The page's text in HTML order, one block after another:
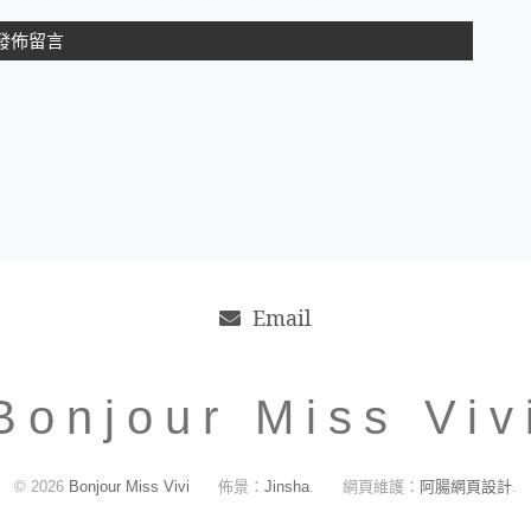
Email
Miss
© 2026 Bonjour Miss Vivi 佈景： Jinsha. 網頁維護： 阿腸網頁設計.